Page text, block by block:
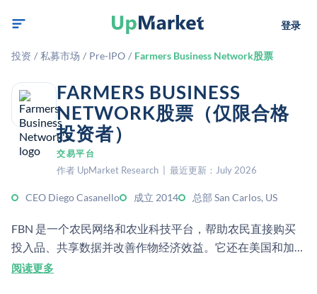
登录
投资 / 私募市场 / Pre-IPO / Farmers Business Network股票
FARMERS BUSINESS
NETWORK股票（仅限合格
投资者）
交易平台
作者 UpMarket Research | 最近更新：July 2026
CEO Diego Casanello 成立 2014 总部 San Carlos, US
FBN 是一个农民网络和农业科技平台，帮助农民直接购买
投入品、共享数据并改善作物经济效益。它还在美国和加拿
大提供电子商务和农业金融产品。
阅读更多